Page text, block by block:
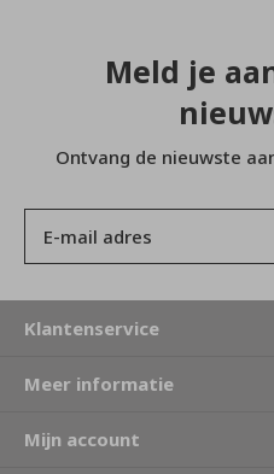
Meld je
Ontvang de nieuwste
Klantenservice
Meer informatie
Mijn account